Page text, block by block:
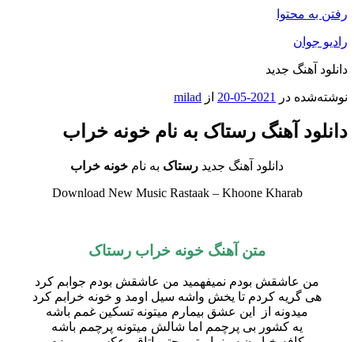
رفتن به محتوا
رادیو جوان
دانلود آهنگ جدید
نوشته‌شده در 2021-05-20 از milad
دانلود آهنگ رستاک به نام خونه خراب
دانلود آهنگ جدید رستاک به نام خونه خراب
Download New Music Rastaak – Khoone Kharab
متن آهنگ خونه خراب رستاک
من عاشقش بودم نمیفهمید من عاشقش بودم جوابم کرد
هی گریه کردم تا یخش واشه سیل اومد و خونه خرابم کرد
میدونه از این عشق بیمارم میتونه تسکین غمم باشه
یه کشور بی پرچمم اما شالش میتونه پرچمم باشه